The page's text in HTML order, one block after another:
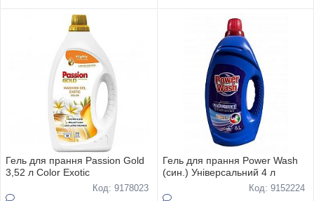
Гель для прання Passion Gold
3,52 л Color Exotic
Код: 9178023
Гель для прання Power Wash
(син.) Універсальний 4 л
Код: 9152224